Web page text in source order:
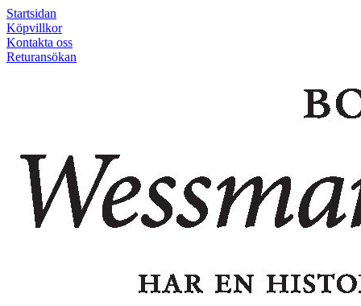
Startsidan
Köpvillkor
Kontakta oss
Returansökan